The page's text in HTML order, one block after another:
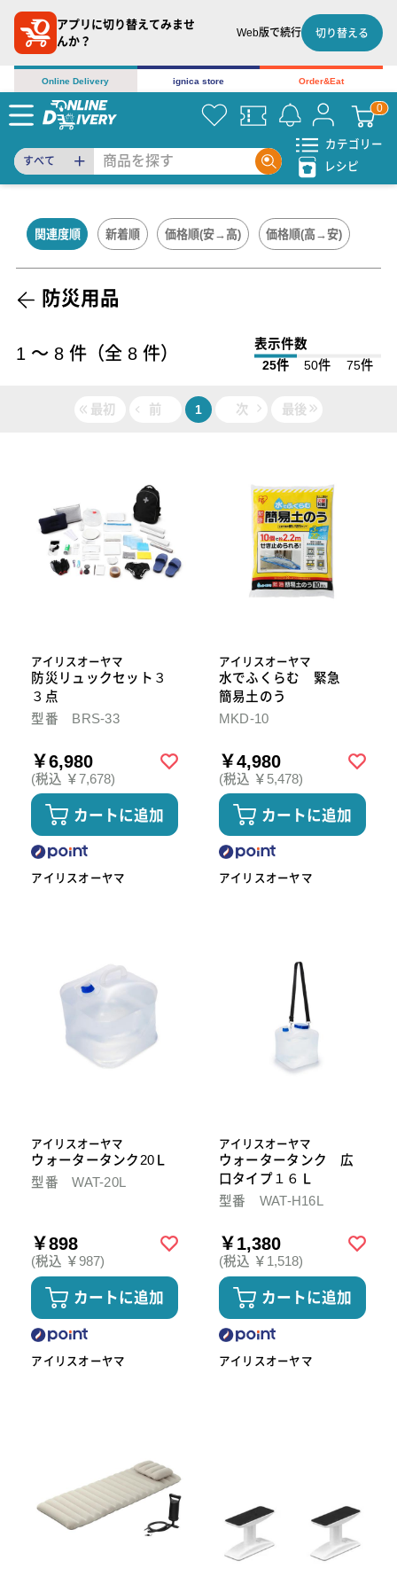
アプリに切り替えてみませ
んか？
Web版で続行 切り替える
Online Delivery ignica store Order&Eat
すべて
カテゴリー
レシピ
関連度順 新着順 価格順(安→高) 価格順(高→安)
防災用品
1 〜 8 件（全 8 件）
表示件数
25件
50件 75件
最初 前 1 次 最後
アイリスオーヤマ
防災リュックセット３
３点
型番 BRS-33
￥6,980
(税込 ￥7,678)
カートに追加
アイリスオーヤマ
アイリスオーヤマ
水でふくらむ 緊急
簡易土のう
MKD-10
￥4,980
(税込 ￥5,478)
カートに追加
アイリスオーヤマ
アイリスオーヤマ
ウォータータンク20Ｌ
型番 WAT-20L
￥898
(税込 ￥987)
カートに追加
アイリスオーヤマ
アイリスオーヤマ
ウォータータンク 広
口タイプ１６Ｌ
型番 WAT-H16L
￥1,380
(税込 ￥1,518)
カートに追加
アイリスオーヤマ